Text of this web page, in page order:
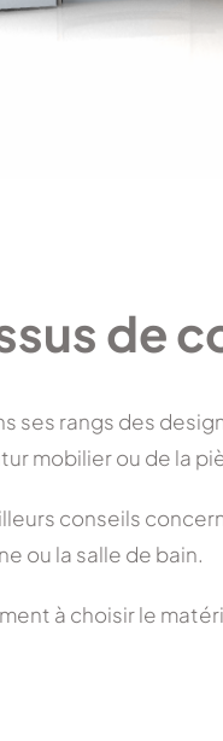
de
ses rangs des
mobilier ou de la
conseils
ou la salle de bain.
à choisir le